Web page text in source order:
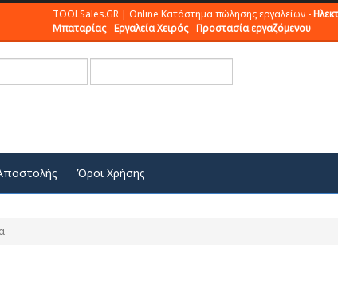
TOOLSales.GR | Online Κατάστημα πώλησης εργαλείων -
Μπαταρίας-Εργαλεία Χειρός-Προστασία εργαζόμενου
Όροι Χρήσης